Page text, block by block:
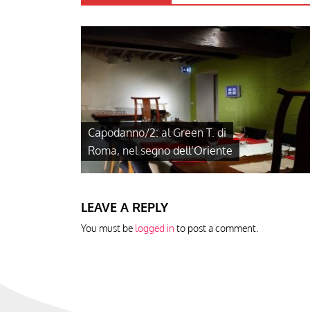
Capodanno/2: al Green T. di
Roma, nel segno dell’Oriente
LEAVE A REPLY
You must be logged in to post a comment.